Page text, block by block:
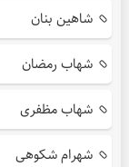
شاهین بنان
شهاب رمضان
شهاب مظفری
شهرام شکوهی